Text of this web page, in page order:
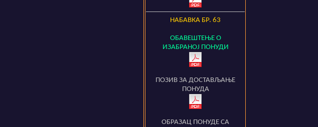
НАБАВКА БР. 63
ОБАВЕШТЕЊЕ О
ИЗАБРАНОЈ ПОНУДИ
ПОЗИВ ЗА ДОСТАВЉАЊЕ
ПОНУДА
ОБРАЗАЦ ПОНУДЕ СА